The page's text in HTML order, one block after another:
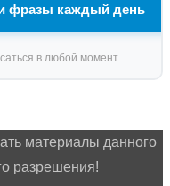
фразы каждый день
в любой момент.
материалы данного
разрешения!